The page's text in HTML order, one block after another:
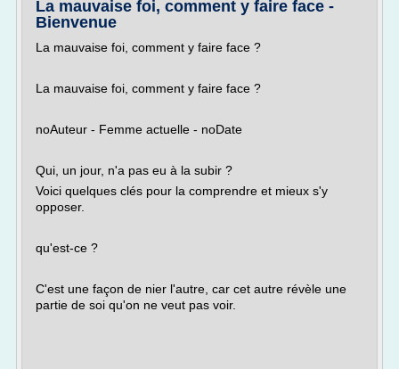
La mauvaise foi, comment y faire face -
Bienvenue
La mauvaise foi, comment y faire face ?
La mauvaise foi, comment y faire face ?
noAuteur - Femme actuelle - noDate
Qui, un jour, n'a pas eu à la subir ?
Voici quelques clés pour la comprendre et mieux s'y
opposer.
qu'est-ce ?
C'est une façon de nier l'autre, car cet autre révèle une
partie de soi qu'on ne veut pas voir.